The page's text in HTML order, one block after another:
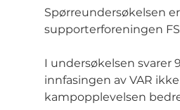
Spørreundersøkelsen
supporterforeningen
I undersøkelsen svarer
innfasingen av VAR
kampopplevelsen